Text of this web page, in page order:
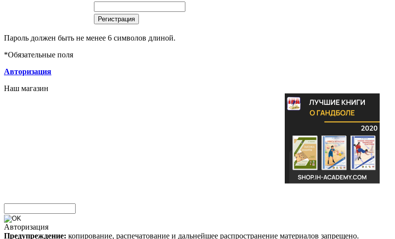
Пароль должен быть не менее 6 символов длиной.
*Обязательные поля
Авторизация
Наш магазин
Авторизация
Предупреждение: копирование, распечатование и дальнейшее распространение материалов запрещено.